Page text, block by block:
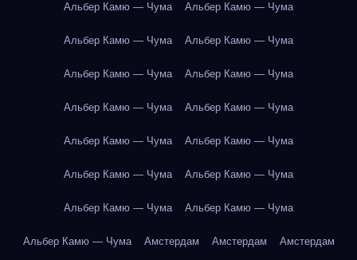
Альбер Камю — Чума Альбер Камю — Чума
Альбер Камю — Чума Альбер Камю — Чума
Альбер Камю — Чума Альбер Камю — Чума
Альбер Камю — Чума Альбер Камю — Чума
Альбер Камю — Чума Альбер Камю — Чума
Альбер Камю — Чума Альбер Камю — Чума
Альбер Камю — Чума Альбер Камю — Чума
Альбер Камю — Чума Амстердам Амстердам Амстердам